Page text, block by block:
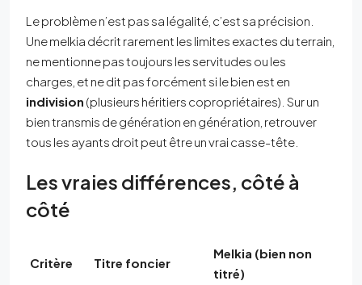
Le problème n’est pas sa légalité, c’est sa précision.
Une melkia décrit rarement les limites exactes du terrain,
ne mentionne pas toujours les servitudes ou les
charges, et ne dit pas forcément si le bien est en
indivision (plusieurs héritiers copropriétaires). Sur un
bien transmis de génération en génération, retrouver
tous les ayants droit peut être un vrai casse-tête.
Les vraies différences, côté à
côté
Critère Titre foncier
Melkia (bien non
titré)